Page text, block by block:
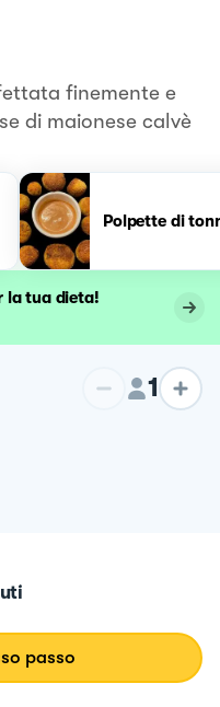
finemente e
di maionese calvè
Polpette di
la tua dieta!
1
passo